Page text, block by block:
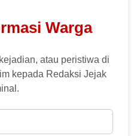
Warga
atau peristiwa di
kepada Redaksi Jejak